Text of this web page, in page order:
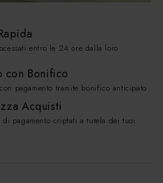
& ...
entro le 24 ore dalla loro
con Bonifico
pagamento tramite bonifico anticipato
Acquisti
di pagamento criptati a tutela dei tuoi